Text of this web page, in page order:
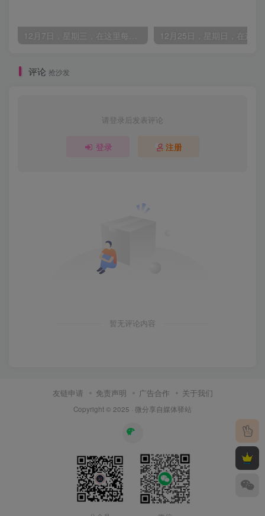
评论 抢沙发
请登录后发表评论
登录 注册
暂无评论内容
友链申请 免责声明 广告合作 关于我们
Copyright © 2025 · 微分享自媒体驿站